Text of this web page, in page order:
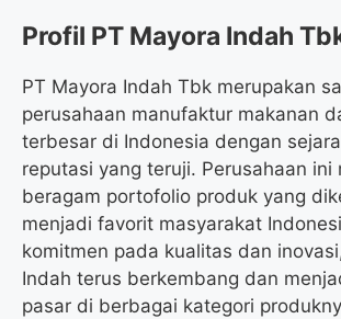
Profil PT Mayora Indah
PT Mayora Indah Tbk merupakan
perusahaan manufaktur makanan
terbesar di Indonesia dengan
reputasi yang teruji. Perusahaan ini
beragam portofolio produk yang
menjadi favorit masyarakat
komitmen pada kualitas dan
Indah terus berkembang dan
pasar di berbagai kategori